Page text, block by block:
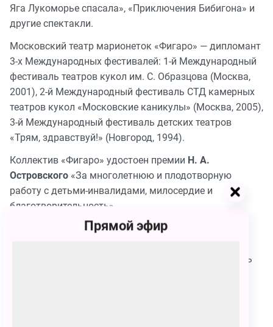
Яга Лукоморье спасала», «Приключения Бибигона» и
другие спектакли.
Московский театр марионеток «Фигаро» — дипломант
3-х Международных фестивалей: 1-й Международный
фестиваль театров кукол им. С. Образцова (Москва,
2001), 2-й Международный фестиваль СТД камерных
театров кукол «Московские каникулы» (Москва, 2005),
3-й Международный фестиваль детских театров
«Трям, здравствуй!» (Новгород, 1994).
Коллектив «Фигаро» удостоен премии Н. А.
Островского «За многолетнюю и плодотворную
работу с детьми-инвалидами, милосердие и
благотворительность».
Билет на Мастер класс 1. Куклы — детям
возраста. Дети до 12 лет смогут посетить спектакль
Прямой эфир